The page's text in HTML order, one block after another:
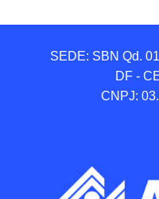
SEDE: SBN Qd.
DF -
CNPJ: